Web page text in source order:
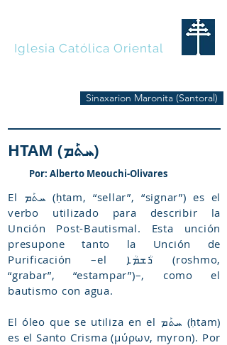
Iglesia Católica Oriental
Sinaxarion Maronita (Santoral)
HTAM (ܚܬܰܡ)
Por: Alberto Meouchi-Olivares
El ܚܬܰܡ (ḥtam, “sellar”, “signar”) es el
verbo utilizado para describir la
Unción Post-Bautismal. Esta unción
presupone tanto la Unción de
Purificación –el ܪܳܫܡܳܐ (roshmo,
“grabar”, “estampar”)–, como el
bautismo con agua.
El óleo que se utiliza en el ܚܬܰܡ (ḥtam)
es el Santo Crisma (μύρων, myron). Por